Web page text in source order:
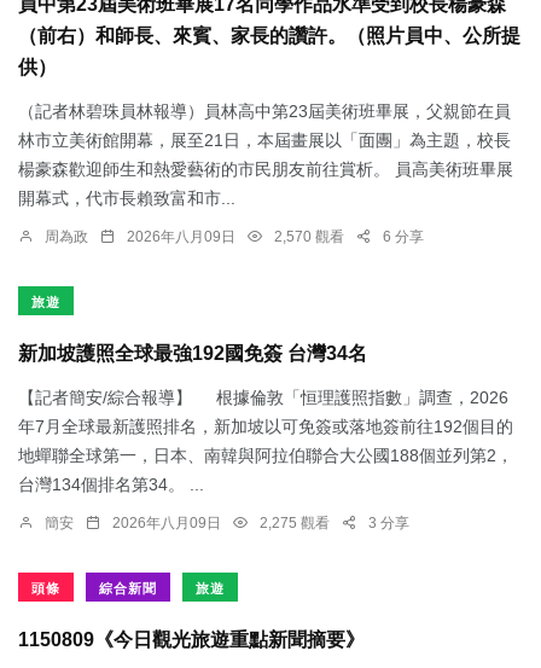
員中第23屆美術班畢展17名同學作品水準受到校長楊豪森
（前右）和師長、來賓、家長的讚許。（照片員中、公所提
供）
（記者林碧珠員林報導）員林高中第23屆美術班畢展，父親節在員
林市立美術館開幕，展至21日，本屆畫展以「面團」為主題，校長
楊豪森歡迎師生和熱愛藝術的市民朋友前往賞析。 員高美術班畢展
開幕式，代市長賴致富和市...
周為政 2026年八月09日 2,570 觀看 6 分享
旅遊
新加坡護照全球最強192國免簽 台灣34名
【記者簡安/綜合報導】 根據倫敦「恒理護照指數」調查，2026
年7月全球最新護照排名，新加坡以可免簽或落地簽前往192個目的
地蟬聯全球第一，日本、南韓與阿拉伯聯合大公國188個並列第2，
台灣134個排名第34。 ...
簡安 2026年八月09日 2,275 觀看 3 分享
頭條 綜合新聞 旅遊
1150809《今日觀光旅遊重點新聞摘要》